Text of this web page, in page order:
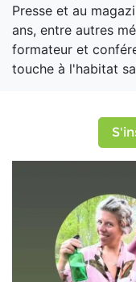
Presse et au
ans, entre autres
formateur et
touche à l'habitat